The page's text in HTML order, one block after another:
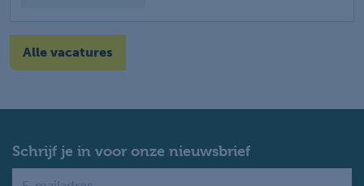
Alle vacatures
Schrijf je in voor onze nieuwsbrief